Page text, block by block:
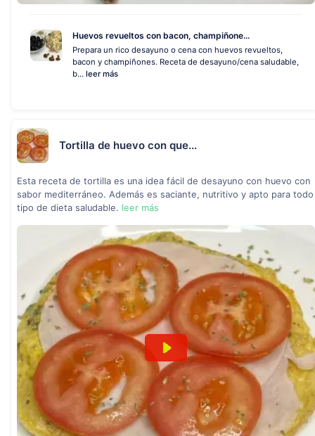
Huevos revueltos con bacon, champiñone...
Prepara un rico desayuno o cena con huevos revueltos,
bacon y champiñones. Receta de desayuno/cena saludable,
b... leer más
Tortilla de huevo con que...
Esta receta de tortilla es una idea fácil de desayuno con huevo con
sabor mediterráneo. Además es saciante, nutritivo y apto para todo
tipo de dieta saludable. leer más